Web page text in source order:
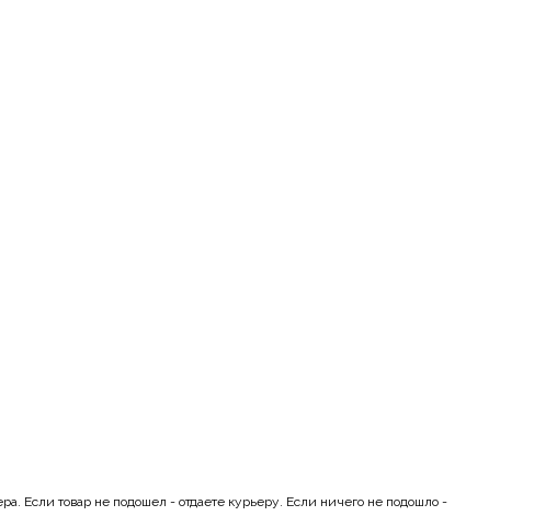
товар не подошел - отдаете курьеру. Если ничего не подошло -